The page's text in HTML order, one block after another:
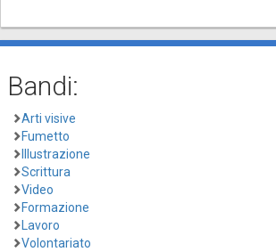
Bandi:
Arti visive
Fumetto
Illustrazione
Scrittura
Video
Formazione
Lavoro
Volontariato